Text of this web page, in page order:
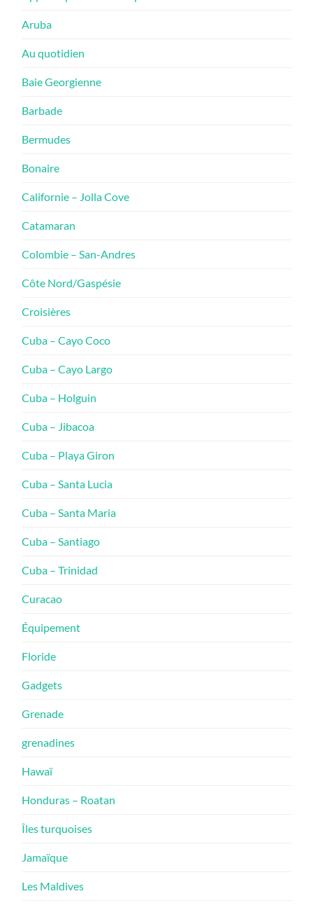
Aruba
Au quotidien
Baie Georgienne
Barbade
Bermudes
Bonaire
Californie – Jolla Cove
Catamaran
Colombie – San-Andres
Côte Nord/Gaspésie
Croisières
Cuba – Cayo Coco
Cuba – Cayo Largo
Cuba – Holguin
Cuba – Jibacoa
Cuba – Playa Giron
Cuba – Santa Lucia
Cuba – Santa Maria
Cuba – Santiago
Cuba – Trinidad
Curacao
Équipement
Floride
Gadgets
Grenade
grenadines
Hawaï
Honduras – Roatan
Îles turquoises
Jamaïque
Les Maldives